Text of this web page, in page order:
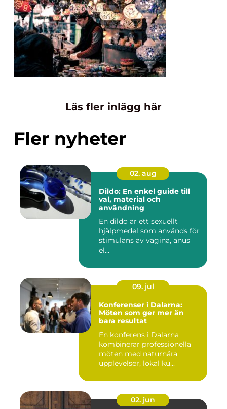
Läs fler inlägg här
Fler nyheter
02. aug
Dildo: En enkel guide till
val, material och
användning
En dildo är ett sexuellt
hjälpmedel som används för
stimulans av vagina, anus
el...
09. jul
Konferenser i Dalarna:
Möten som ger mer än
bara resultat
En konferens i Dalarna
kombinerar professionella
möten med naturnära
upplevelser, lokal ku...
02. jun